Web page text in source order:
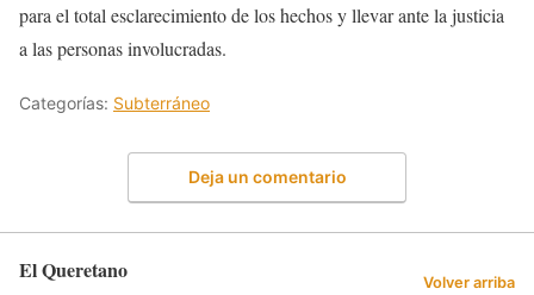
para el total esclarecimiento de los hechos y llevar ante la justicia
a las personas involucradas.
Categorías: Subterráneo
Deja un comentario
El Queretano Volver arriba